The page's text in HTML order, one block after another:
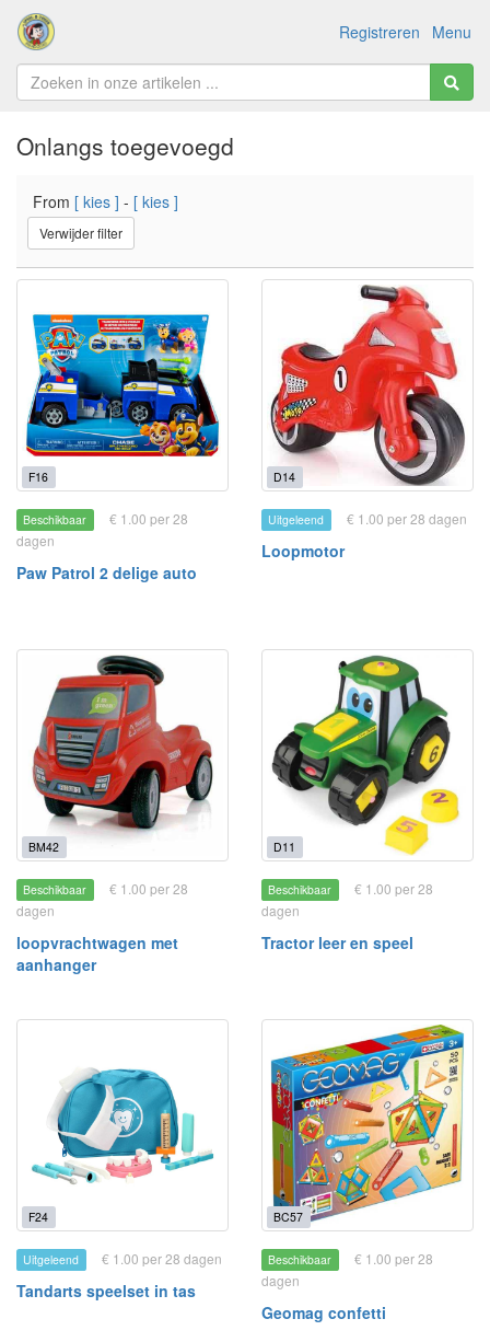
Menu
Registreren
Onlangs toegevoegd
From [ kies ] - [ kies ]
Verwijder filter
F16
Beschikbaar
€ 1.00 per 28
dagen
Paw Patrol 2 delige auto
D14
Uitgeleend € 1.00 per 28 dagen
Loopmotor
BM42
Beschikbaar
€ 1.00 per 28
dagen
loopvrachtwagen met
aanhanger
D11
Beschikbaar
€ 1.00 per 28
dagen
Tractor leer en speel
F24
Uitgeleend € 1.00 per 28 dagen
Tandarts speelset in tas
BC57
Beschikbaar
€ 1.00 per 28
dagen
Geomag confetti